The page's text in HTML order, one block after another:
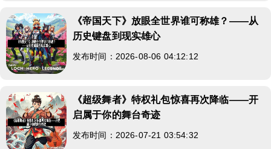
《帝国天下》放眼全世界谁可称雄？——从
历史键盘到现实雄心
发布时间：2026-08-06 04:12:12
《超级舞者》特权礼包惊喜再次降临——开
启属于你的舞台奇迹
发布时间：2026-07-21 03:54:32